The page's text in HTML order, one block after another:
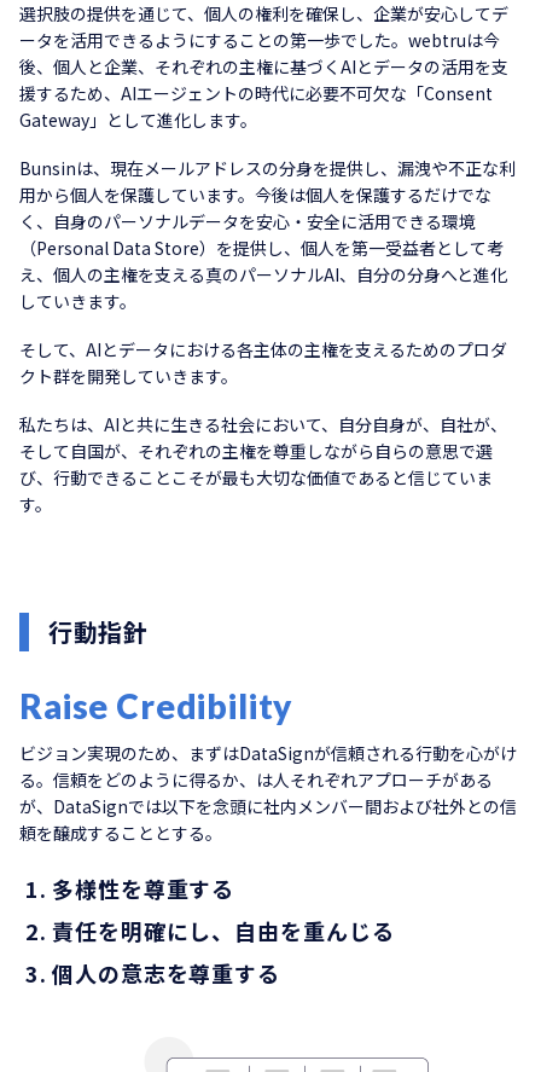
選択肢の提供を通じて、個人の権利を確保し、企業が安心してデ
ータを活用できるようにすることの第一歩でした。webtruは今
後、個人と企業、それぞれの主権に基づくAIとデータの活用を支
援するため、AIエージェントの時代に必要不可欠な「Consent
Gateway」として進化します。
Bunsinは、現在メールアドレスの分身を提供し、漏洩や不正な利
用から個人を保護しています。今後は個人を保護するだけでな
く、自身のパーソナルデータを安心・安全に活用できる環境
（Personal Data Store）を提供し、個人を第一受益者として考
え、個人の主権を支える真のパーソナルAI、自分の分身へと進化
していきます。
そして、AIとデータにおける各主体の主権を支えるためのプロダ
クト群を開発していきます。
私たちは、AIと共に生きる社会において、自分自身が、自社が、
そして自国が、それぞれの主権を尊重しながら自らの意思で選
び、行動できることこそが最も大切な価値であると信じていま
す。
行動指針
Raise Credibility
ビジョン実現のため、まずはDataSignが信頼される行動を心がけ
る。信頼をどのように得るか、は人それぞれアプローチがある
が、DataSignでは以下を念頭に社内メンバー間および社外との信
頼を醸成することとする。
多様性を尊重する
責任を明確にし、自由を重んじる
個人の意志を尊重する